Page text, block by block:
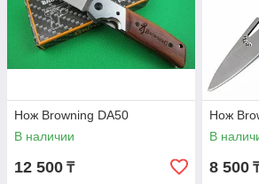
Нож Browning DA50
В наличии
12 500 ₸
Нож
В
8 500